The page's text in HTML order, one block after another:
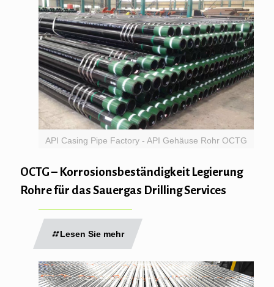
API Casing Pipe Factory - API Gehäuse Rohr OCTG
OCTG – Korrosionsbeständigkeit Legierung
Rohre für das Sauergas Drilling Services
Lesen Sie mehr